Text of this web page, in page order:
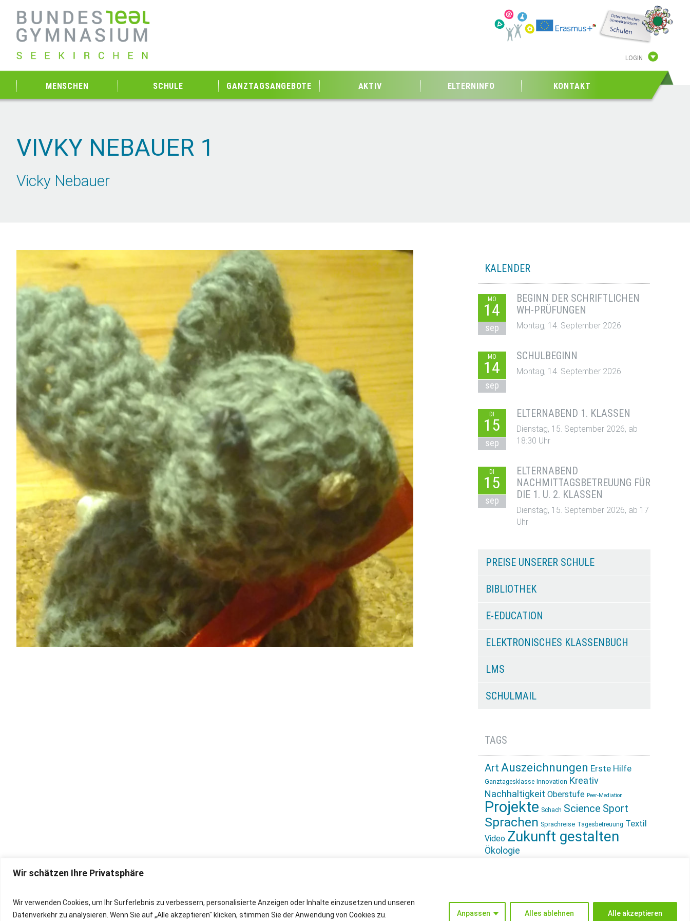
Wir schätzen Ihre Privatsphäre
Wir verwenden Cookies, um Ihr Surferlebnis zu verbessern, personalisierte Anzeigen oder Inhalte einzusetzen und unseren
Datenverkehr zu analysieren. Wenn Sie auf „Alle akzeptieren" klicken, stimmen Sie der Anwendung von Cookies zu.
Anpassen Alles ablehnen Alle akzeptieren
LOGIN
MENSCHEN SCHULE GANZTAGSANGEBOTE AKTIV ELTERNINFO KONTAKT
VIVKY NEBAUER 1
Vicky Nebauer
KALENDER
MO
14
sep
BEGINN DER SCHRIFTLICHEN
WH-PRÜFUNGEN
Montag, 14. September 2026
MO
14
sep
SCHULBEGINN
Montag, 14. September 2026
DI
15
sep
ELTERNABEND 1. KLASSEN
Dienstag, 15. September 2026, ab
18:30 Uhr
DI
15
sep
ELTERNABEND
NACHMITTAGSBETREUUNG FÜR
DIE 1. U. 2. KLASSEN
Dienstag, 15. September 2026, ab 17
Uhr
PREISE UNSERER SCHULE
BIBLIOTHEK
E-EDUCATION
ELEKTRONISCHES KLASSENBUCH
LMS
SCHULMAIL
TAGS
Art Auszeichnungen Erste Hilfe
Ganztagesklasse Innovation Kreativ
Nachhaltigkeit Oberstufe Peer-Mediation
Projekte Schach Science Sport
Sprachen Sprachreise Tagesbetreuung Textil
Video Zukunft gestalten
Ökologie
IMPRESSUM
DATENSCHUTZ
INSTAGRAM